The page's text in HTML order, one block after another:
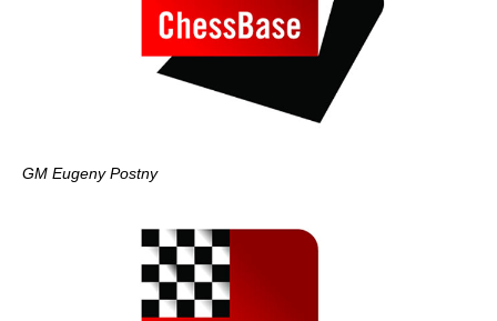
GM Eugeny Postny